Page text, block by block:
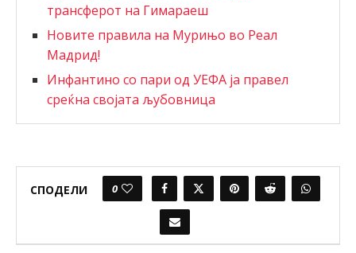
трансферот на Гимараеш
Новите правила на Мурињо во Реал
Мадрид!
Инфантино со пари од УЕФА ја правел
среќна својата љубовница
СПОДЕЛИ 0